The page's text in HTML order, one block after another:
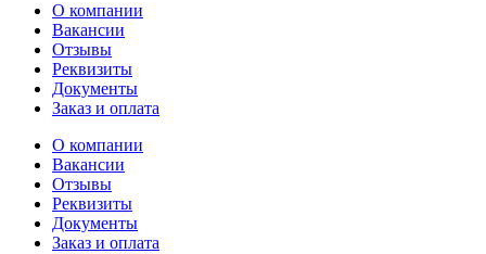
О компании
Вакансии
Отзывы
Реквизиты
Документы
Заказ и оплата
О компании
Вакансии
Отзывы
Реквизиты
Документы
Заказ и оплата